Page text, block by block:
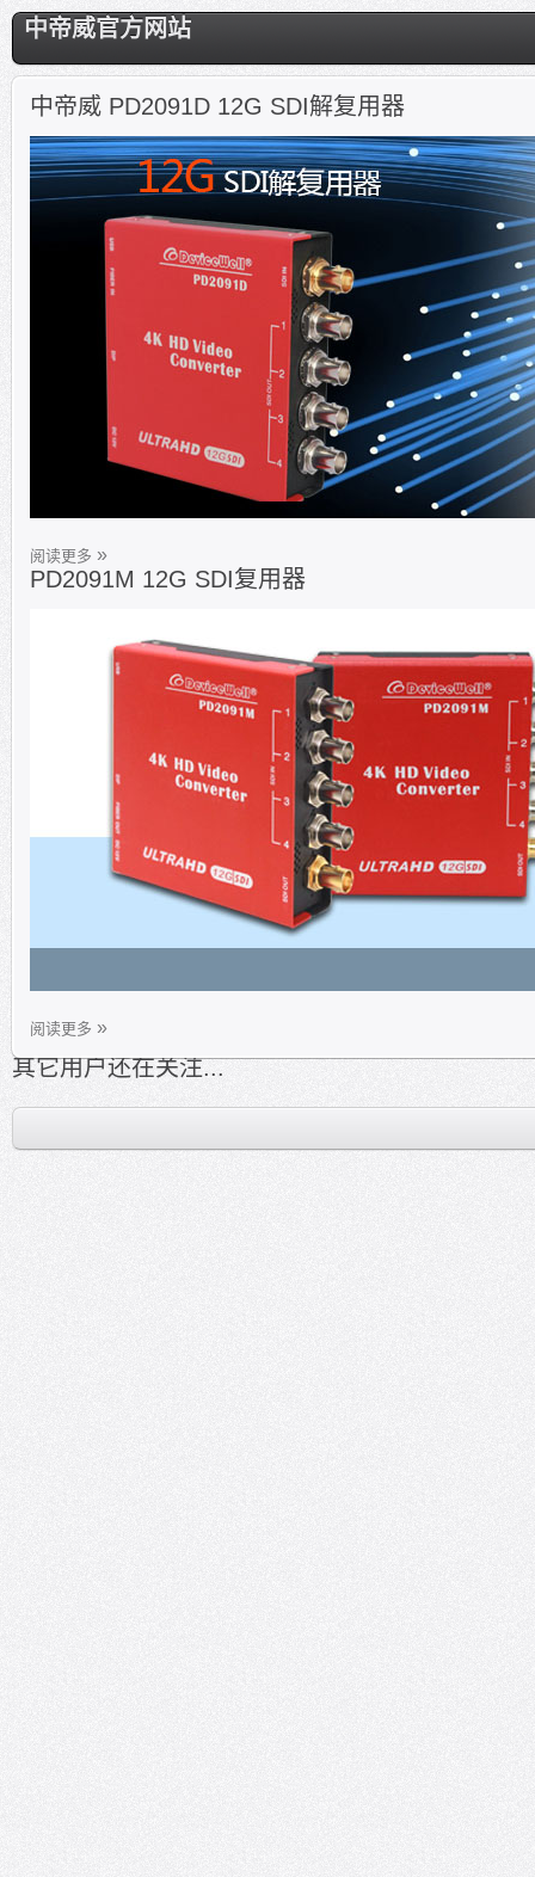
中帝威官方网站
中帝威 PD2091D 12G SDI解复用器
阅读更多
PD2091M 12G SDI复用器
阅读更多
其它用户还在关注...